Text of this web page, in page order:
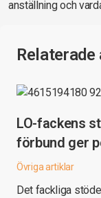
anställning och
LO-fackens
förbund ger
Övriga artiklar
Det fackliga